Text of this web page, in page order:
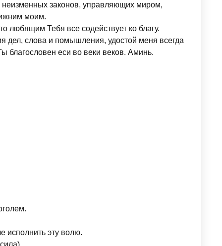
законов, управляющих миром,
моим.
любящим Тебя все содействует ко благу.
дел, слова и помышления, удостой меня всегда
благословен еси во веки веков. Аминь.
исполнить эту волю.